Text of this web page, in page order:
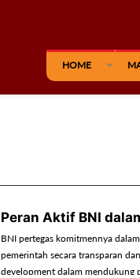
HOME
Peran Aktif BNI
BNI pertegas komitmennya
pemerintah secara transparan
development dalam mendukung